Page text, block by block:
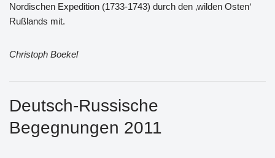
Nordischen Expedition (1733-1743) durch den ‚wilden Osten‘
Rußlands mit.
Christoph Boekel
Deutsch-Russische
Begegnungen 2011